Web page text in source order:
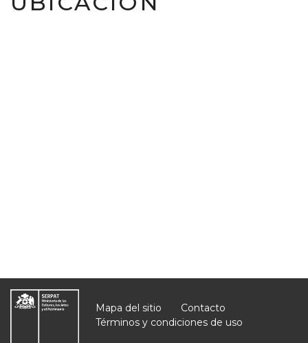
Mapa del sitio
Contacto
Términos y condiciones de uso